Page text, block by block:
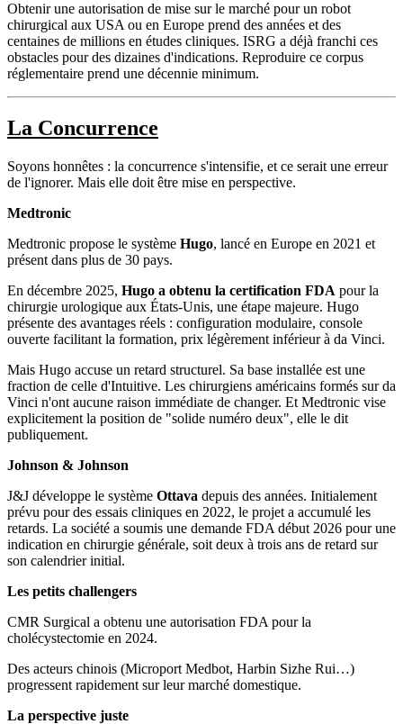
Obtenir une autorisation de mise sur le marché pour un robot
chirurgical aux USA ou en Europe prend des années et des
centaines de millions en études cliniques. ISRG a déjà franchi ces
obstacles pour des dizaines d'indications. Reproduire ce corpus
réglementaire prend une décennie minimum.
La Concurrence
Soyons honnêtes : la concurrence s'intensifie, et ce serait une erreur
de l'ignorer. Mais elle doit être mise en perspective.
Medtronic
Medtronic propose le système Hugo, lancé en Europe en 2021 et
présent dans plus de 30 pays.
En décembre 2025, Hugo a obtenu la certification FDA pour la
chirurgie urologique aux États-Unis, une étape majeure. Hugo
présente des avantages réels : configuration modulaire, console
ouverte facilitant la formation, prix légèrement inférieur à da Vinci.
Mais Hugo accuse un retard structurel. Sa base installée est une
fraction de celle d'Intuitive. Les chirurgiens américains formés sur da
Vinci n'ont aucune raison immédiate de changer. Et Medtronic vise
explicitement la position de "solide numéro deux", elle le dit
publiquement.
Johnson & Johnson
J&J développe le système Ottava depuis des années. Initialement
prévu pour des essais cliniques en 2022, le projet a accumulé les
retards. La société a soumis une demande FDA début 2026 pour une
indication en chirurgie générale, soit deux à trois ans de retard sur
son calendrier initial.
Les petits challengers
CMR Surgical a obtenu une autorisation FDA pour la
cholécystectomie en 2024.
Des acteurs chinois (Microport Medbot, Harbin Sizhe Rui…)
progressent rapidement sur leur marché domestique.
La perspective juste